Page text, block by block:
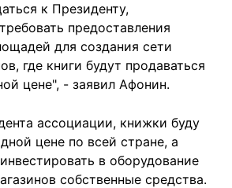
к Президенту,
предоставления
для создания сети
где книги будут продаваться
цене", - заявил Афонин.
ассоциации, книжки буду
цене по всей стране, а
в оборудование
собственные средства.